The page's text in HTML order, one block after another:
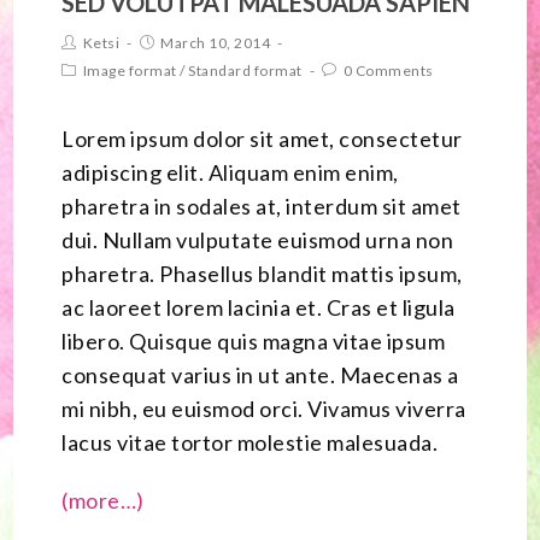
Ketsi
March 10, 2014
Image format /Standard format 0 Comments
Lorem ipsum dolor sit amet, consectetur
adipiscing elit. Aliquam enim enim,
pharetra in sodales at, interdum sit amet
dui. Nullam vulputate euismod urna non
pharetra. Phasellus blandit mattis ipsum,
ac laoreet lorem lacinia et. Cras et ligula
libero. Quisque quis magna vitae ipsum
consequat varius in ut ante. Maecenas a
mi nibh, eu euismod orci. Vivamus viverra
lacus vitae tortor molestie malesuada.
(more…)